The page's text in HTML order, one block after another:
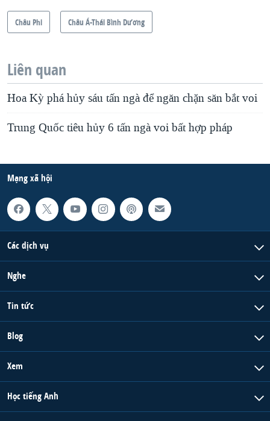
Châu Phi Châu Á-Thái Bình Dương
Liên quan
Hoa Kỳ phá hủy sáu tấn ngà để ngăn chặn săn bắt voi
Trung Quốc tiêu hủy 6 tấn ngà voi bất hợp pháp
Mạng xã hội
Các dịch vụ
Nghe
Tin tức
Blog
Xem
Học tiếng Anh